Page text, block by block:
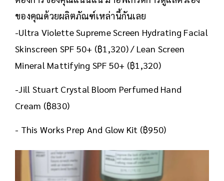
ของคุณด้วยผลิตภัณฑ์เหล่านี้กันเลย
-Ultra Violette Supreme Screen Hydrating Facial
Skinscreen SPF 50+ (฿1,320) / Lean Screen
Mineral Mattifying SPF 50+ (฿1,320)
-Jill Stuart Crystal Bloom Perfumed Hand
Cream (฿830)
- This Works Prep And Glow Kit (฿950)